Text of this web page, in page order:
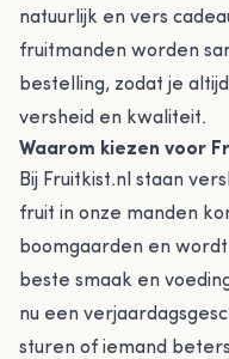
natuurlijk en vers
fruitmanden worden
bestelling, zodat je
versheid en kwaliteit.
Waarom kiezen voor
Bij Fruitkist.nl staan
fruit in onze manden
boomgaarden en
beste smaak en
nu een
sturen of iemand